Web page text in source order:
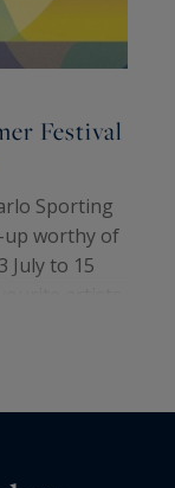
Festival
Sporting
up worthy of
July to 15
and